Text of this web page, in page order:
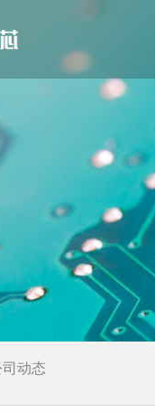
司动态